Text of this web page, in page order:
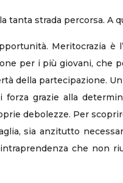
tanta strada percorsa. A
Meritocrazia
per i più giovani,
della partecipazione.
grazie alla
debolezze. Per
sia anzitutto
che non